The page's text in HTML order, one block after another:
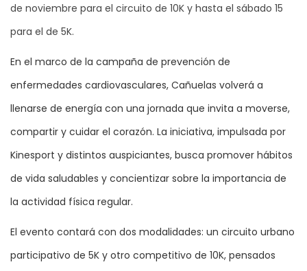
de noviembre para el circuito de 10K y hasta el sábado 15
para el de 5K.
En el marco de la campaña de prevención de
enfermedades cardiovasculares, Cañuelas volverá a
llenarse de energía con una jornada que invita a moverse,
compartir y cuidar el corazón. La iniciativa, impulsada por
Kinesport y distintos auspiciantes, busca promover hábitos
de vida saludables y concientizar sobre la importancia de
la actividad física regular.
El evento contará con dos modalidades: un circuito urbano
participativo de 5K y otro competitivo de 10K, pensados